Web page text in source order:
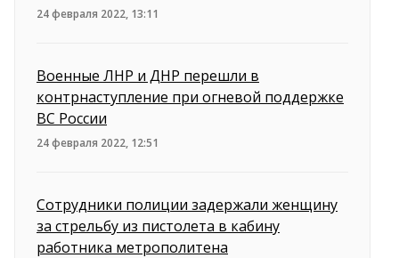
24 февраля 2022, 13:11
Военные ЛНР и ДНР перешли в
контрнаступление при огневой поддержке
ВС России
24 февраля 2022, 12:51
Сотрудники полиции задержали женщину
за стрельбу из пистолета в кабину
работника метрополитена